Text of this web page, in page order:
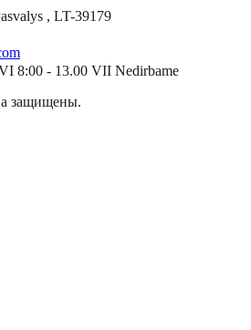
, LT-39179
8:00 - 13.00 VII Nedirbame
защищены.